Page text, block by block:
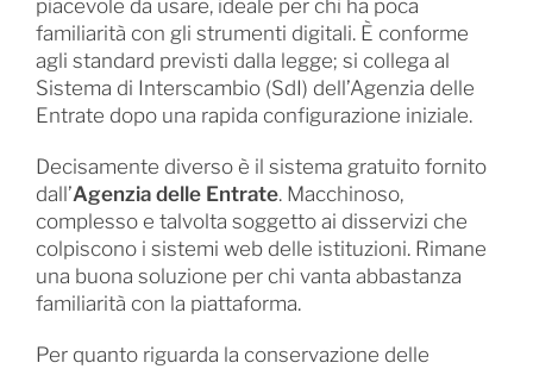
piacevole da usare, ideale per chi ha poca
familiarità con gli strumenti digitali. È conforme
agli standard previsti dalla legge; si collega al
Sistema di Interscambio (SdI) dell’Agenzia delle
Entrate dopo una rapida configurazione iniziale.
Decisamente diverso è il sistema gratuito fornito
dall’Agenzia delle Entrate. Macchinoso,
complesso e talvolta soggetto ai disservizi che
colpiscono i sistemi web delle istituzioni. Rimane
una buona soluzione per chi vanta abbastanza
familiarità con la piattaforma.
Per quanto riguarda la conservazione delle